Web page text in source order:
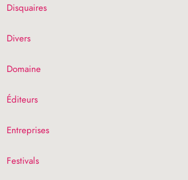
Disquaires
Divers
Domaine
Éditeurs
Entreprises
Festivals